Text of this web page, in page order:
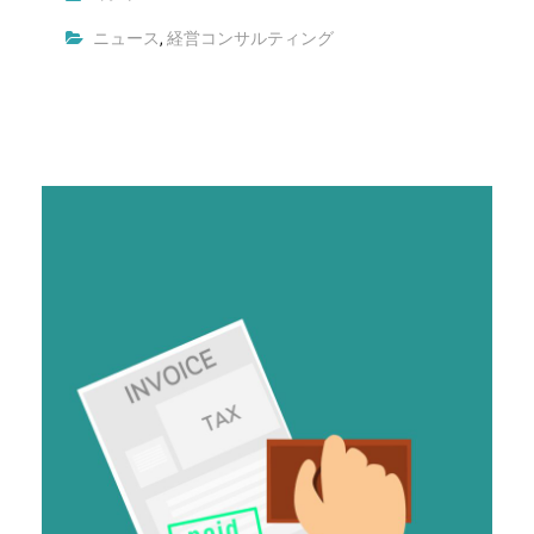
ニュース, 経営コンサルティング